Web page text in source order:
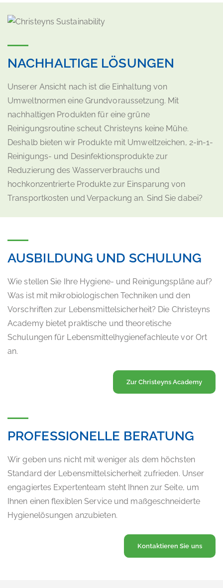
NACHHALTIGE LÖSUNGEN
Unserer Ansicht nach ist die Einhaltung von
Umweltnormen eine Grundvoraussetzung. Mit
nachhaltigen Produkten für eine grüne
Reinigungsroutine scheut Christeyns keine Mühe.
Deshalb bieten wir Produkte mit Umweltzeichen, 2-in-1-
Reinigungs- und Desinfektionsprodukte zur
Reduzierung des Wasserverbrauchs und
hochkonzentrierte Produkte zur Einsparung von
Transportkosten und Verpackung an. Sind Sie dabei?
AUSBILDUNG UND SCHULUNG
Wie stellen Sie Ihre Hygiene- und Reinigungspläne auf?
Was ist mit mikrobiologischen Techniken und den
Vorschriften zur Lebensmittelsicherheit? Die Christeyns
Academy bietet praktische und theoretische
Schulungen für Lebensmittelhygienefachleute vor Ort
an.
Zur Christeyns Academy
PROFESSIONELLE BERATUNG
Wir geben uns nicht mit weniger als dem höchsten
Standard der Lebensmittelsicherheit zufrieden. Unser
engagiertes Expertenteam steht Ihnen zur Seite, um
Ihnen einen flexiblen Service und maßgeschneiderte
Hygienelösungen anzubieten.
Kontaktieren Sie uns